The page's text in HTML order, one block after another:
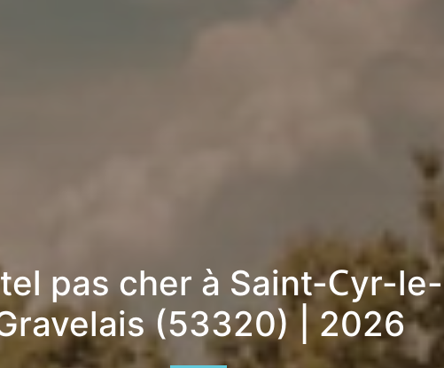
pas cher à Saint-Cyr-le-
(53320) | 2026